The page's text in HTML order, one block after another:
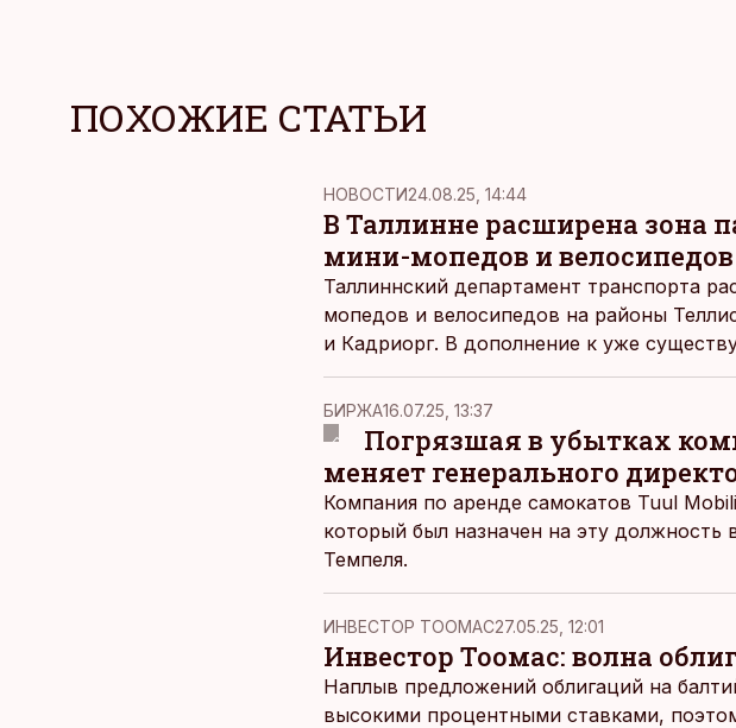
ПОХОЖИЕ СТАТЬИ
НОВОСТИ24.08.25, 14:44
В Таллинне расширена зона
мини-мопедов и велосипедов
Таллиннский департамент транспорта
мопедов и велосипедов на районы
и Кадриорг. В дополнение к уже
парковочных места, сообщается в пресс-
БИРЖА16.07.25, 13:37
Погрязшая в убытках
меняет генерального
Компания по аренде самокатов Tuul
который был назначен на эту
Темпеля.
ИНВЕСТОР ТООМАС27.05.25, 12:01
Инвестор Тоомас: волна
Наплыв предложений облигаций на
высокими процентными ставками,